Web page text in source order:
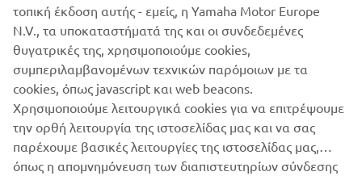
ΕΠΊΣΗΜΟΣ ΙΣΤΌΤΟΠΟΣ STERK
τοπική έκδοση αυτής - εμείς, η Yamaha Motor Europe
N.V., τα υποκαταστήματά της και οι συνδεδεμένες
θυγατρικές της, χρησιμοποιούμε cookies,
συμπεριλαμβανομένων τεχνικών παρόμοιων με τα
cookies, όπως javascript και web beacons.
Χρησιμοποιούμε λειτουργικά cookies για να επιτρέψουμε
την ορθή λειτουργία της ιστοσελίδας μας και να σας
παρέχουμε βασικές λειτουργίες της ιστοσελίδας μας,
όπως η απομνημόνευση των διαπιστευτηρίων σύνδεσης